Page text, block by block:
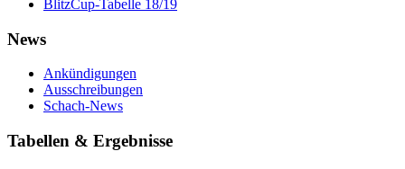
BlitzCup-Tabelle 18/19
News
Ankündigungen
Ausschreibungen
Schach-News
Tabellen & Ergebnisse